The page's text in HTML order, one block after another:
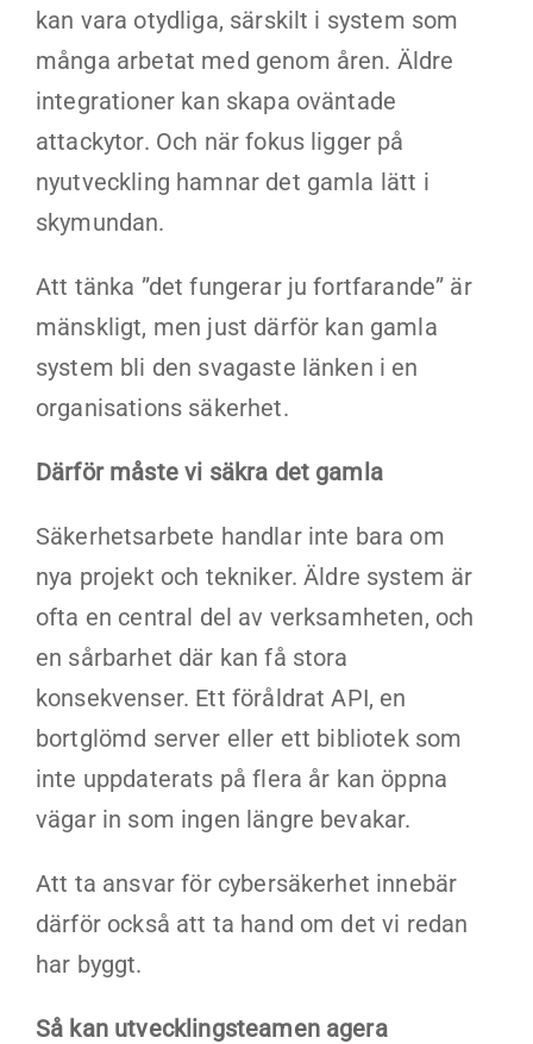
kan vara otydliga, särskilt i system som
många arbetat med genom åren. Äldre
integrationer kan skapa oväntade
attackytor. Och när fokus ligger på
nyutveckling hamnar det gamla lätt i
skymundan.
Att tänka ”det fungerar ju fortfarande” är
mänskligt, men just därför kan gamla
system bli den svagaste länken i en
organisations säkerhet.
Därför måste vi säkra det gamla
Säkerhetsarbete handlar inte bara om
nya projekt och tekniker. Äldre system är
ofta en central del av verksamheten, och
en sårbarhet där kan få stora
konsekvenser. Ett föråldrat API, en
bortglömd server eller ett bibliotek som
inte uppdaterats på flera år kan öppna
vägar in som ingen längre bevakar.
Att ta ansvar för cybersäkerhet innebär
därför också att ta hand om det vi redan
har byggt.
Så kan utvecklingsteamen agera